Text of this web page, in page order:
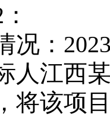
：2023
人江西
将该项